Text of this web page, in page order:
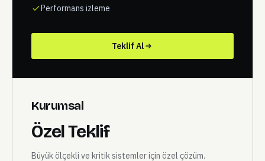
Performans izleme
Teklif Al
Kurumsal
Özel Teklif
Büyük ölçekli ve kritik sistemler için özel çözüm.